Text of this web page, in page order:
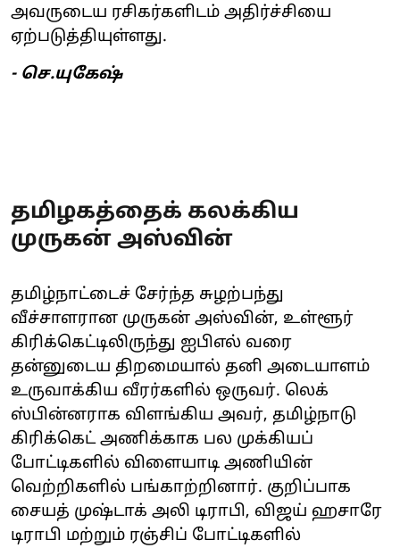
அவருடைய ரசிகர்களிடம் அதிர்ச்சியை
ஏற்படுத்தியுள்ளது.
- செ.யுகேஷ்
தமிழகத்தைக் கலக்கிய
முருகன் அஸ்வின்
தமிழ்நாட்டைச் சேர்ந்த சுழற்பந்து
வீச்சாளரான முருகன் அஸ்வின், உள்ளூர்
கிரிக்கெட்டிலிருந்து ஐபிஎல் வரை
தன்னுடைய திறமையால் தனி அடையாளம்
உருவாக்கிய வீரர்களில் ஒருவர். லெக்
ஸ்பின்னராக விளங்கிய அவர், தமிழ்நாடு
கிரிக்கெட் அணிக்காக பல முக்கியப்
போட்டிகளில் விளையாடி அணியின்
வெற்றிகளில் பங்காற்றினார். குறிப்பாக
சையத் முஷ்டாக் அலி டிராபி, விஜய் ஹசாரே
டிராபி மற்றும் ரஞ்சிப் போட்டிகளில்